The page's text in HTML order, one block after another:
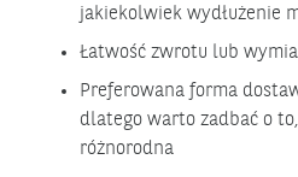
jakiekolwiek wydłużenie
Łatwość zwrotu lub
Preferowana forma
dlatego warto zadbać o
różnorodna